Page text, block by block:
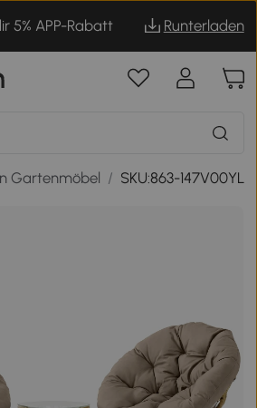
5% APP-Rabatt Runterladen
Gartenmöbel / SKU:863-147V00YL